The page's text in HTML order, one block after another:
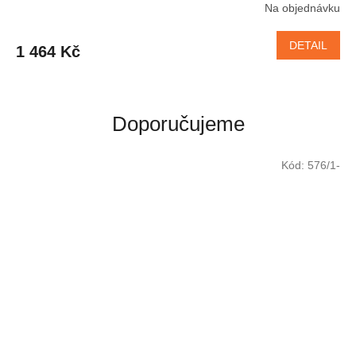
Na objednávku
1 464 Kč DETAIL
Doporučujeme
Kód: 576/1-